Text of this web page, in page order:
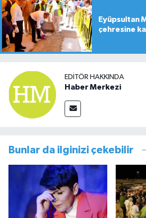
Eyüpsultan
çehresine
EDITÖR HAKKINDA
Haber Merkezi
Bunlar da ilginizi çekebilir